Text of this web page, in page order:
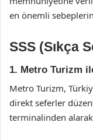
en önemli
SSS (Sıkça
1. Metro Turizm
Metro Turizm,
direkt seferler
terminalinden